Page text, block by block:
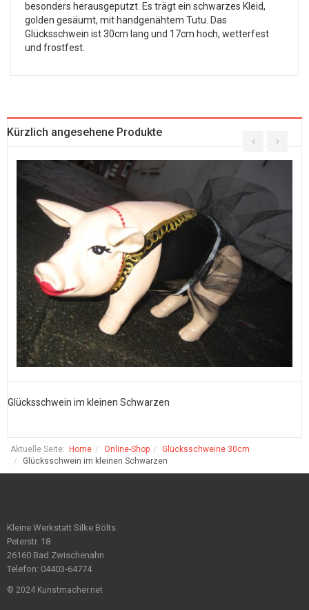
besonders herausgeputzt. Es trägt ein schwarzes Kleid,
golden gesäumt, mit handgenähtem Tutu. Das
Glücksschwein ist 30cm lang und 17cm hoch, wetterfest
und frostfest.
Kürzlich angesehene Produkte
Glücksschwein im kleinen Schwarzen
Aktuelle Seite: Home Online-Shop
Glücksschweine 30cm
Glücksschwein im kleinen Schwarzen
Kleine Werkstatt Silke Bölts
Peterstr. 18
26160 Bad Zwischenahn
Telefon: 04403-64774
© 2024 Kunstmacher.net